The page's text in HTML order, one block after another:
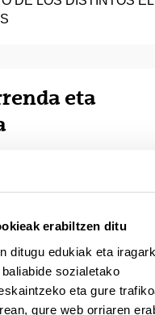
erabiltzen ditu
ditugu edukiak eta
sozialetako
eta gure
gure web orriaren
eta
(AITIM)
límites últimos y de